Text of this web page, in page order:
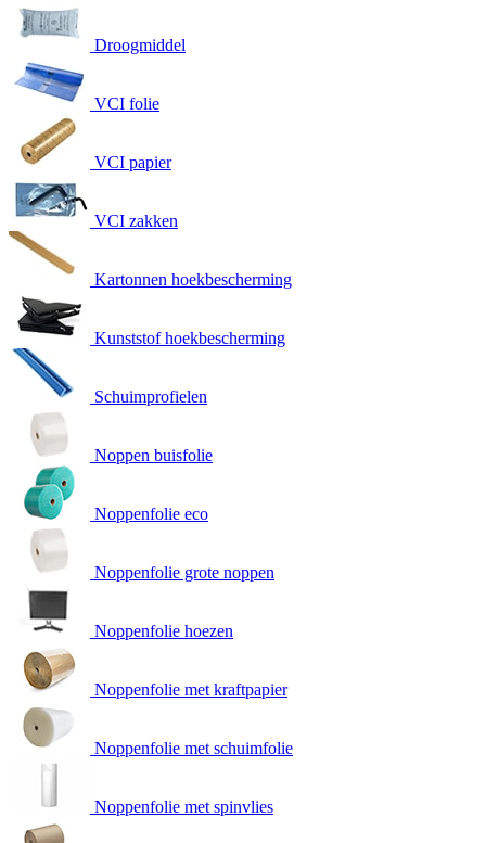
Droogmiddel
VCI folie
VCI papier
VCI zakken
Kartonnen hoekbescherming
Kunststof hoekbescherming
Schuimprofielen
Noppen buisfolie
Noppenfolie eco
Noppenfolie grote noppen
Noppenfolie hoezen
Noppenfolie met kraftpapier
Noppenfolie met schuimfolie
Noppenfolie met spinvlies